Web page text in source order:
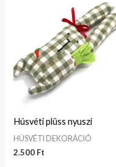
Húsvéti plüss nyuszi
HÚSVÉTI DEKORÁCIÓ
2.500 Ft